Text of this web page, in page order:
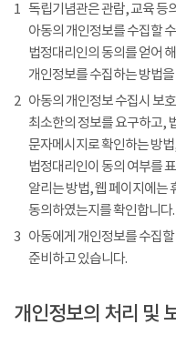
1 독립기념관은 관람, 교육 등
아동의 개인정보를 수집할
법정대리인의 동의를 얻어
개인정보를 수집하는 방법
2 아동의 개인정보 수집시 보
최소한의 정보를 요구하고,
문자메시지로 확인하는 방
법정대리인이 동의 여부를
알리는 방법, 웹 페이지에는
동의하였는지를 확인합니다.
3 아동에게 개인정보를 수집
준비하고 있습니다.
개인정보의 처리 및